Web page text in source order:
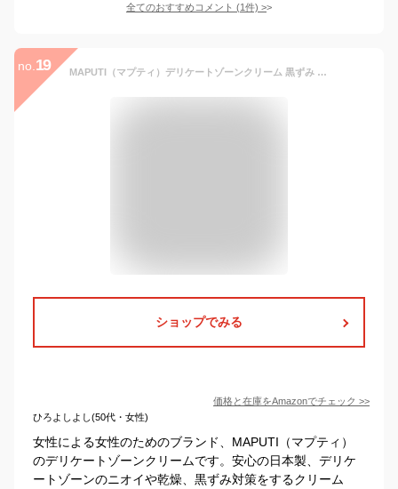
全てのおすすめコメント (1件) >
no. 19 MAPUTI（マプティ）デリケートゾーンクリーム 黒ずみ 美白 保湿 オーガニックフレグランスホワイトクリーム 100ml (100mL, MAPUTIの香り)
ショップでみる
価格と在庫をAmazonでチェック >>
ひろよしよし(50代・女性)
女性による女性のためのブランド、MAPUTI（マプティ）
のデリケートゾーンクリームです。安心の日本製、デリケ
ートゾーンのニオイや乾燥、黒ずみ対策をするクリーム